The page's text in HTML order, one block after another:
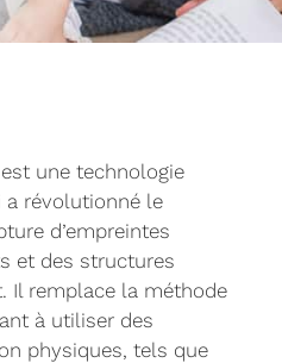
une technologie
a révolutionné le
d’empreintes
et des structures
Il remplace la méthode
à utiliser des
physiques, tels que